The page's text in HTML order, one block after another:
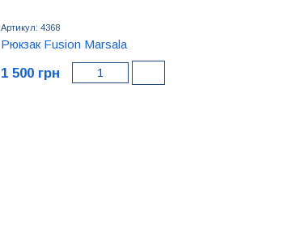
Артикул: 4368
Рюкзак Fusion Marsala
1 500 грн